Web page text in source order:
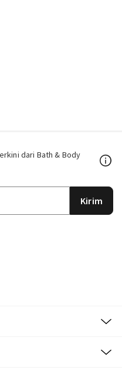
dari Bath & Body
Kirim